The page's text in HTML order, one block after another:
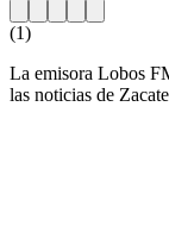
(1)
La emisora Lobos
las noticias de